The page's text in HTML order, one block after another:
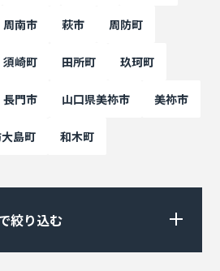
周南市 萩市 周防町
須崎町 田所町 玖珂町
長門市 山口県美祢市 美祢市
島町 和木町
絞り込む